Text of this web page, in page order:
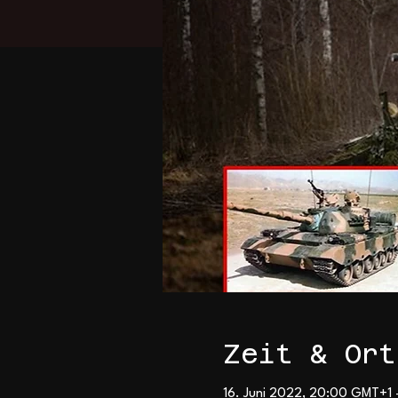
Zeit & Ort
16. Juni 2022, 20:00 GMT+1